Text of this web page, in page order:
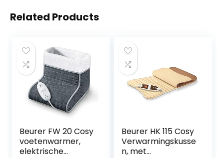
Related Products
Beurer FW 20 Cosy
voetenwarmer,
elektrische
Beurer HK 115 Cosy
Verwarmingskusse
n, met